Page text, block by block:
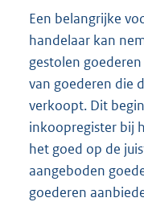
Een belangrijke
handelaar kan
gestolen
van goederen die
verkoopt. Dit
inkoopregister bij
het goed op de
aangeboden
goederen